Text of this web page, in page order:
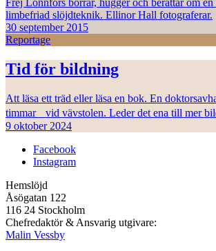
limbefriad slöjdteknik. Ellinor Hall fotograferar.
30 september 2015
Reportage
Tid för bildning
Att läsa ett träd eller läsa en bok. En
timmar vid vävstolen. Leder det ena till mer
9 oktober 2024
Facebook
Instagram
Hemslöjd
Åsögatan 122
116 24 Stockholm
Chefredaktör & Ansvarig utgivare:
Malin Vessby